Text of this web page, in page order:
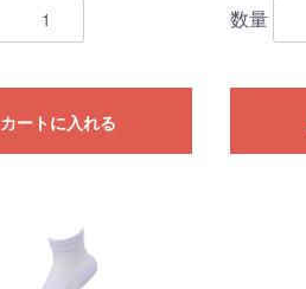
カートに入れる
数量